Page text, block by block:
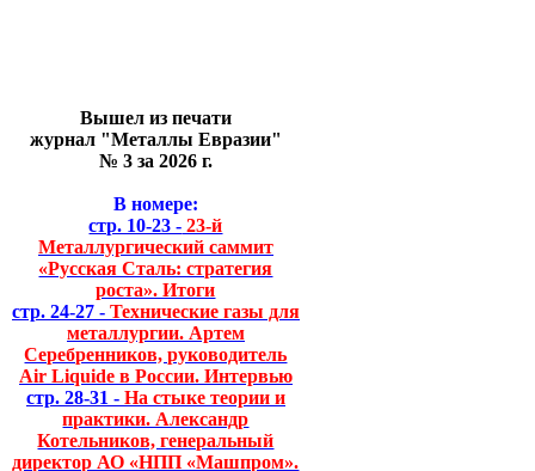
Вышел из печати
журнал "Металлы Евразии"
№ 3 за 2026 г.
В номере:
стр. 10-23 - 23-й
Металлургический саммит
«Русская Сталь: стратегия
роста». Итоги
стр. 24-27 - Технические газы для
металлургии. Артем
Серебренников, руководитель
Air Liquide в России. Интервью
стр. 28-31 - На стыке теории и
практики. Александр
Котельников, генеральный
директор АО «НПП «Машпром».